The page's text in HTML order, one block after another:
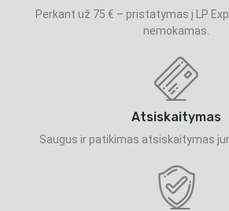
Perkant už 75 € – pristatymas į LP
nemokamas.
Atsiskaitymas
Saugus ir patikimas atsiskaitymas